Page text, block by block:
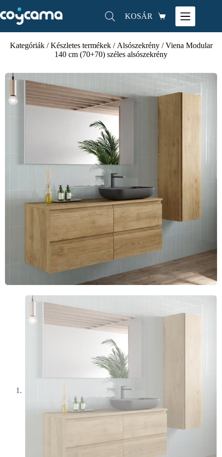
KOSÁR
Kategóriák/Készletes termékek/ Alsószekrény/ Viena Modular
140 cm (70+70) széles alsószekrény